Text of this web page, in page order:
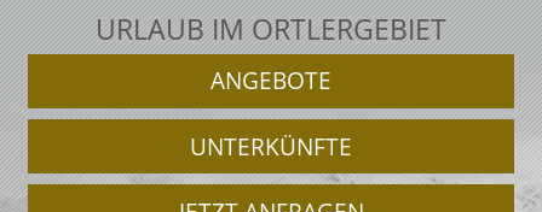
URLAUB IM ORTLERGEBIET
ANGEBOTE
UNTERKÜNFTE